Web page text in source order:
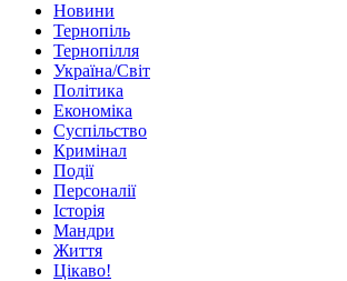
Новини
Тернопіль
Тернопілля
Україна/Світ
Політика
Економіка
Суспільство
Кримінал
Події
Персоналії
Історія
Мандри
Життя
Цікаво!